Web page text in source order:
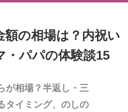
の相場は？内祝い
・パパの体験談15
が相場？半返し・三
タイミング、のしの